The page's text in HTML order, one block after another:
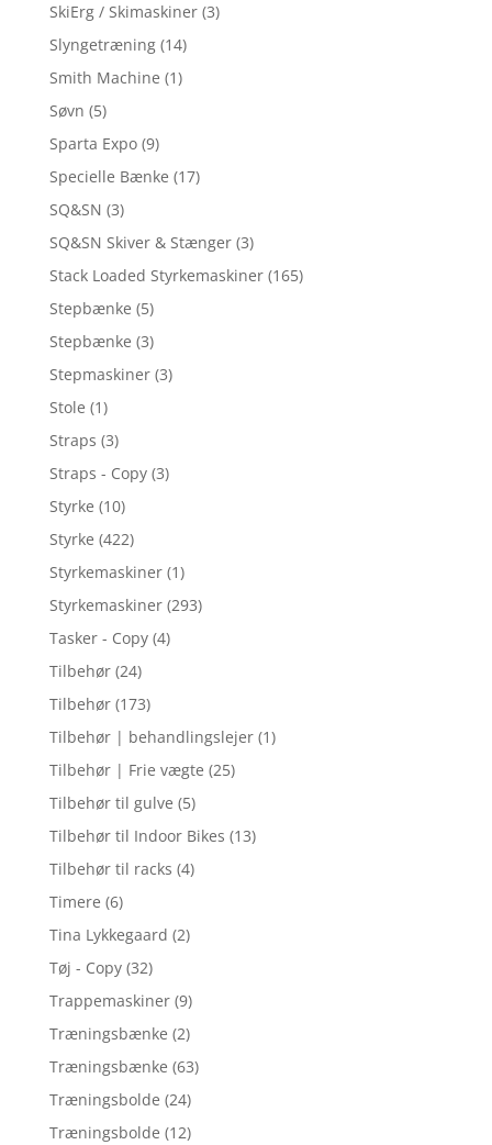
SkiErg / Skimaskiner (3)
Slyngetræning (14)
Smith Machine (1)
Søvn (5)
Sparta Expo (9)
Specielle Bænke (17)
SQ&SN (3)
SQ&SN Skiver & Stænger (3)
Stack Loaded Styrkemaskiner (165)
Stepbænke (5)
Stepbænke (3)
Stepmaskiner (3)
Stole (1)
Straps (3)
Straps - Copy (3)
Styrke (10)
Styrke (422)
Styrkemaskiner (1)
Styrkemaskiner (293)
Tasker - Copy (4)
Tilbehør (24)
Tilbehør (173)
Tilbehør | behandlingslejer (1)
Tilbehør | Frie vægte (25)
Tilbehør til gulve (5)
Tilbehør til Indoor Bikes (13)
Tilbehør til racks (4)
Timere (6)
Tina Lykkegaard (2)
Tøj - Copy (32)
Trappemaskiner (9)
Træningsbænke (2)
Træningsbænke (63)
Træningsbolde (24)
Træningsbolde (12)